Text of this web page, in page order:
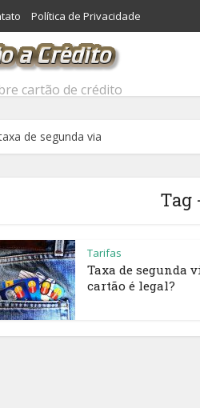
Política de Privacidade
cartão de crédito
de segunda via
Tag
Tarifas
Taxa de segunda
cartão é legal?